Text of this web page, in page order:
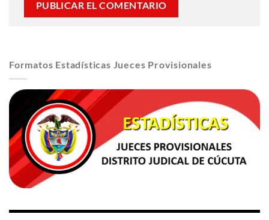
Formatos Estadísticas Jueces Provisionales